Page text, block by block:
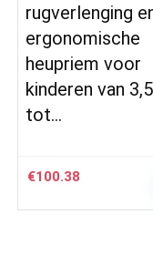
rugverlenging
ergonomische
heupriem voor
kinderen van 3,5
tot…
€100.38